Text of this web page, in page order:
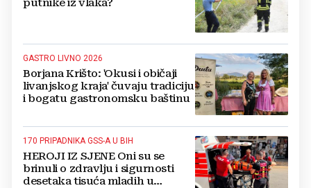
putnike iz vlaka?
GASTRO LIVNO 2026
Borjana Krišto: 'Okusi i običaji
livanjskog kraja' čuvaju tradiciju
i bogatu gastronomsku baštinu
170 PRIPADNIKA GSS-A U BIH
HEROJI IZ SJENE Oni su se
brinuli o zdravlju i sigurnosti
desetaka tisuća mladih u